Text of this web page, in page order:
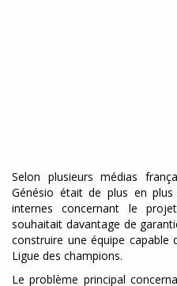
Selon plusieurs médias
Génésio était de plus en
internes concernant le
souhaitait davantage de
construire une équipe capable
Ligue des champions.
Le problème principal